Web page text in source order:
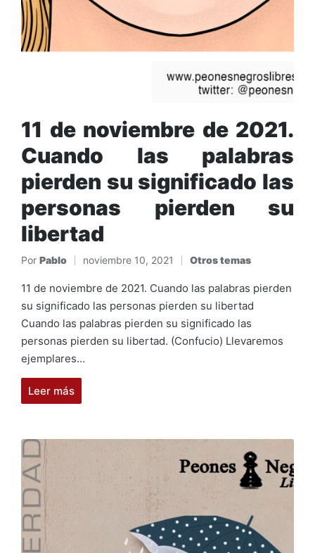
11 de noviembre de 2021.
Cuando las palabras
pierden su significado las
personas pierden su
libertad
Publicado
por
Por Pablo noviembre 10, 2021
Publicado
en
Otros temas
11 de noviembre de 2021. Cuando las palabras pierden
su significado las personas pierden su libertad
Cuando las palabras pierden su significado las
personas pierden su libertad. (Confucio) Llevaremos
ejemplares…
Leer más